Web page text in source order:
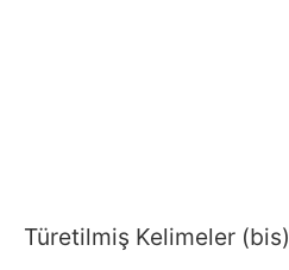
Türetilmiş Kelimeler (bis)